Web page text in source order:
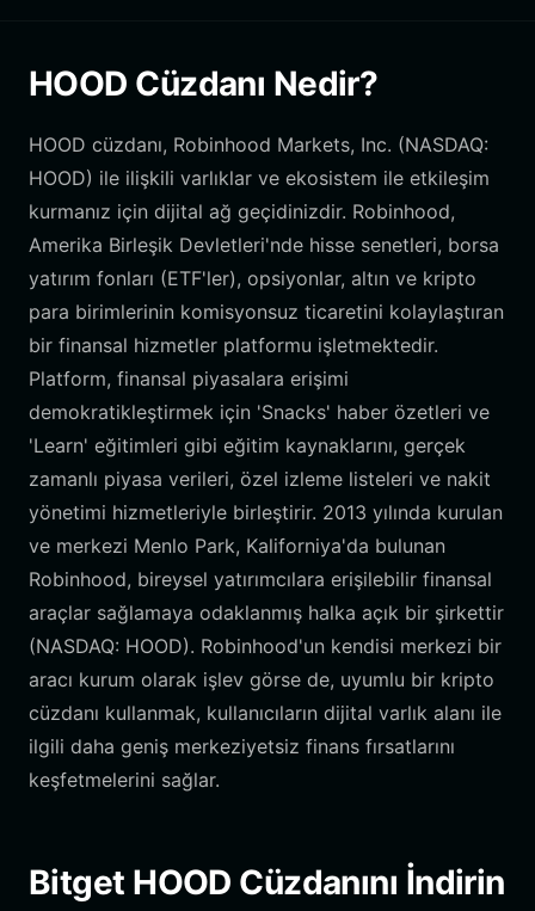
HOOD Cüzdanı Nedir?
HOOD cüzdanı, Robinhood Markets, Inc. (NASDAQ:
HOOD) ile ilişkili varlıklar ve ekosistem ile etkileşim
kurmanız için dijital ağ geçidinizdir. Robinhood,
Amerika Birleşik Devletleri'nde hisse senetleri, borsa
yatırım fonları (ETF'ler), opsiyonlar, altın ve kripto
para birimlerinin komisyonsuz ticaretini kolaylaştıran
bir finansal hizmetler platformu işletmektedir.
Platform, finansal piyasalara erişimi
demokratikleştirmek için 'Snacks' haber özetleri ve
'Learn' eğitimleri gibi eğitim kaynaklarını, gerçek
zamanlı piyasa verileri, özel izleme listeleri ve nakit
yönetimi hizmetleriyle birleştirir. 2013 yılında kurulan
ve merkezi Menlo Park, Kaliforniya'da bulunan
Robinhood, bireysel yatırımcılara erişilebilir finansal
araçlar sağlamaya odaklanmış halka açık bir şirkettir
(NASDAQ: HOOD). Robinhood'un kendisi merkezi bir
aracı kurum olarak işlev görse de, uyumlu bir kripto
cüzdanı kullanmak, kullanıcıların dijital varlık alanı ile
ilgili daha geniş merkeziyetsiz finans fırsatlarını
keşfetmelerini sağlar.
Bitget HOOD Cüzdanını İndirin